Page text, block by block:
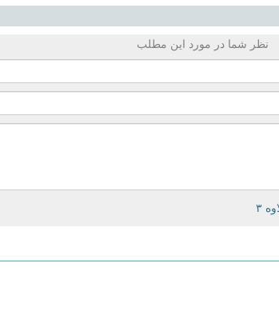
نظر شما در مورد این مطلب